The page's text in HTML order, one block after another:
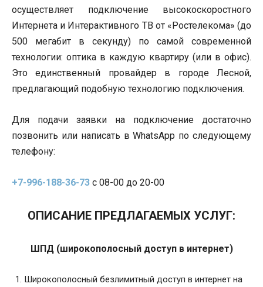
осуществляет подключение высокоскоростного
Интернета и Интерактивного ТВ от «Ростелекома» (до
500 мегабит в секунду) по самой современной
технологии: оптика в каждую квартиру (или в офис).
Это единственный провайдер в городе Лесной,
предлагающий подобную технологию подключения.
Для подачи заявки на подключение достаточно
позвонить или написать в WhatsApp по следующему
телефону:
+7-996-188-36-73 c 08-00 до 20-00
ОПИСАНИЕ ПРЕДЛАГАЕМЫХ УСЛУГ:
ШПД (широкополосный доступ в интернет)
Широкополосный безлимитный доступ в интернет на